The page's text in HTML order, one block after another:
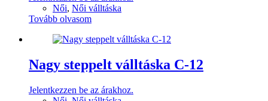
Női, Női válltáska
Tovább olvasom
Nagy steppelt válltáska C-12
Jelentkezzen be az árakhoz.